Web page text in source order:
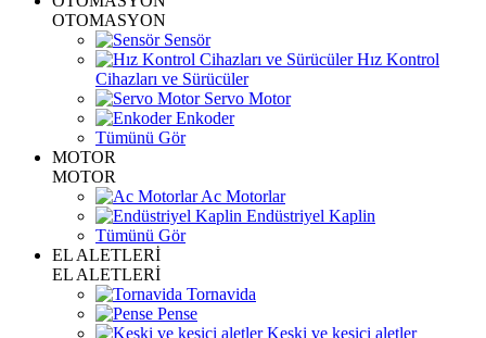
OTOMASYON
Sensör
Hız Kontrol
Cihazları ve Sürücüler
Servo Motor
Enkoder
Tümünü Gör
MOTOR
MOTOR
Ac Motorlar
Endüstriyel Kaplin
Tümünü Gör
EL ALETLERİ
EL ALETLERİ
Tornavida
Pense
Keski ve kesici aletler